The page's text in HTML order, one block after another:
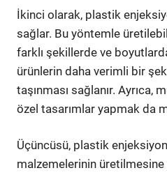
İkinci olarak, plastik
sağlar. Bu yöntemle
farklı şekillerde ve
ürünlerin daha verimli bir
taşınması sağlanır. Ayrıca,
özel tasarımlar yapmak da
Üçüncüsü, plastik
malzemelerinin üretilmesine